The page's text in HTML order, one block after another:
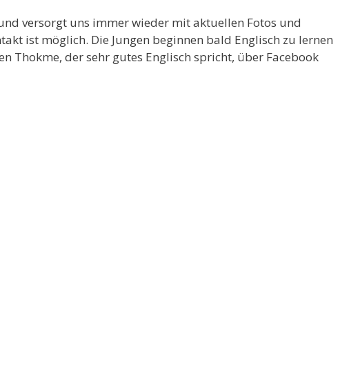
versorgt uns immer wieder mit aktuellen Fotos und
ist möglich. Die Jungen beginnen bald Englisch zu lernen
Thokme, der sehr gutes Englisch spricht, über Facebook